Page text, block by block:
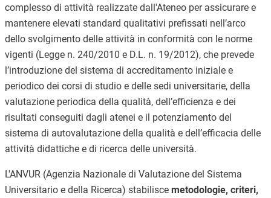
complesso di attività realizzate dall'Ateneo per assicurare e
mantenere elevati standard qualitativi prefissati nell’arco
dello svolgimento delle attività in conformità con le norme
vigenti (Legge n. 240/2010 e D.L. n. 19/2012), che prevede
l’introduzione del sistema di accreditamento iniziale e
periodico dei corsi di studio e delle sedi universitarie, della
valutazione periodica della qualità, dell’efficienza e dei
risultati conseguiti dagli atenei e il potenziamento del
sistema di autovalutazione della qualità e dell’efficacia delle
attività didattiche e di ricerca delle università.
L'ANVUR (Agenzia Nazionale di Valutazione del Sistema
Universitario e della Ricerca) stabilisce metodologie, criteri,